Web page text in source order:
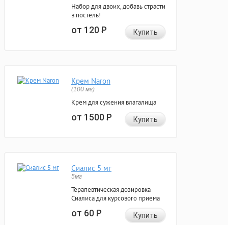
Набор для двоих, добавь страсти
в постель!
от 120Р Купить
Крем Naron
(100 мг)
Крем для сужения влагалища
от 1500Р Купить
Сиалис 5 мг
5мг
Терапевтическая дозировка
Сиалиса для курсового приема
от 60Р Купить